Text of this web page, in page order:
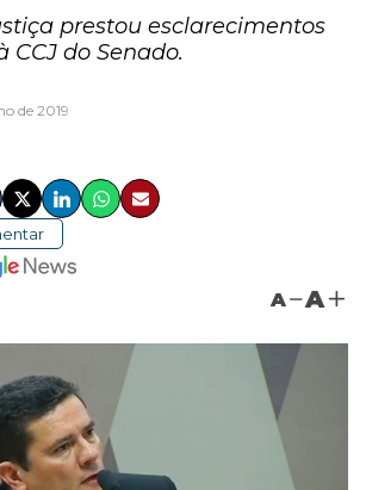
prestou esclarecimentos
CCJ do Senado.
de 2019
A A